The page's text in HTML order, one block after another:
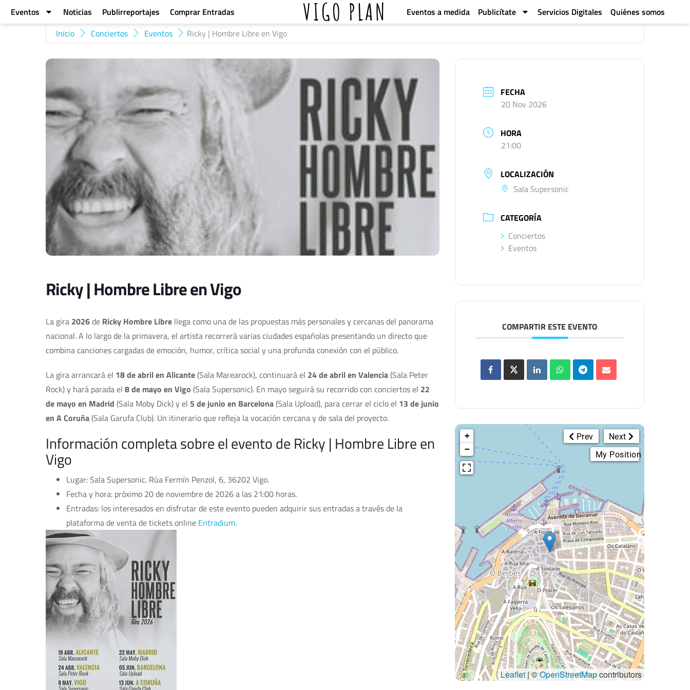
Eventos Noticias Publirreportajes Comprar Entradas VIGO PLAN Eventos a medida Publicítate Servicios Digitales
Quiénes somos
Inicio
Conciertos Eventos Ricky | Hombre Libre en Vigo
Ricky | Hombre Libre en Vigo
La gira 2026de Ricky Hombre Libre llega como una de las propuestas más personales y cercanas del panorama
nacional. A lo largo de la primavera, el artista recorrerá varias ciudades españolas presentando un directo que
combina canciones cargadas de emoción, humor, crítica social y una profunda conexión con el público.
La gira arrancará el 18 de abril en Alicante(Sala Marearock), continuará el 24 de abril en Valencia(Sala Peter
Rock) y hará parada el 8 de mayo en Vigo (Sala Supersonic). En mayo seguirá su recorrido con conciertos el 22
de mayo en Madrid (Sala Moby Dick) y el 5 de junio en Barcelona(Sala Upload), para cerrar el ciclo el 13 de junio
en A Coruña(Sala Garufa Club). Un itinerario que refleja la vocación cercana y de sala del proyecto.
Información completa sobre el evento de Ricky | Hombre Libre en
Vigo
Lugar: Sala Supersonic. Rúa Fermín Penzol, 6, 36202 Vigo.
Fecha y hora: próximo 20 de noviembre de 2026 a las 21:00 horas.
Entradas: los interesados en disfrutar de este evento pueden adquirir sus entradas a través de la
plataforma de venta de tickets online Entradium.
FECHA
20 Nov 2026
HORA
21:00
LOCALIZACIÓN
Sala Supersonic
CATEGORÍA
Conciertos
Eventos
COMPARTIR ESTE EVENTO
Next
Prev
My Position
+
−
Leaflet| ©OpenStreetMapcontributors